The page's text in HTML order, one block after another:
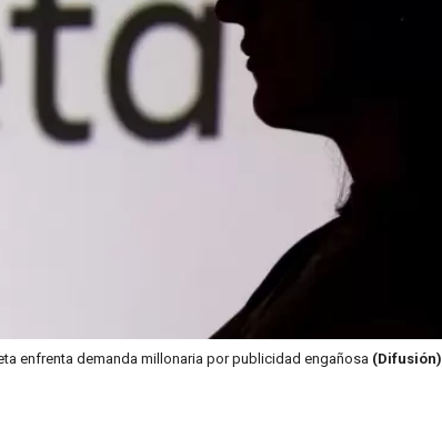
enfrenta demanda millonaria por publicidad engañosa (Difusión)